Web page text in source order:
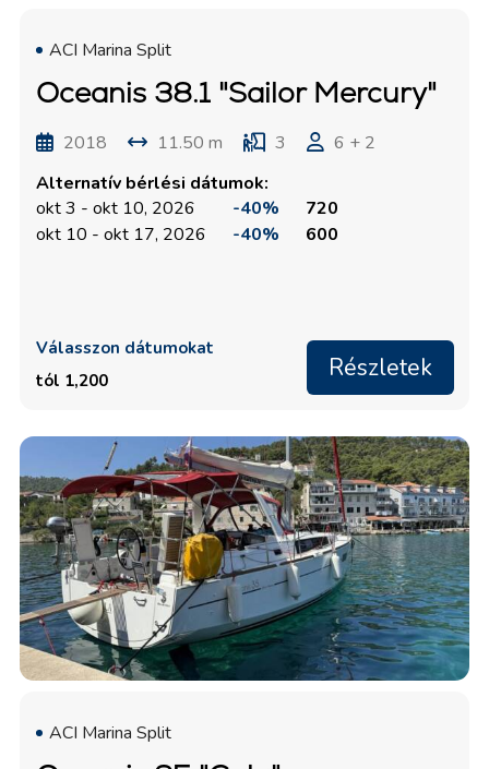
ACI Marina Split
Oceanis 38.1 "Sailor Mercury"
2018 11.50 m 3
6 + 2
Alternatív bérlési dátumok:
okt 3 - okt 10, 2026
-40%
720
okt 10 - okt 17, 2026
-40% 600
Válasszon dátumokat
tól 1,200
Részletek
ACI Marina Split